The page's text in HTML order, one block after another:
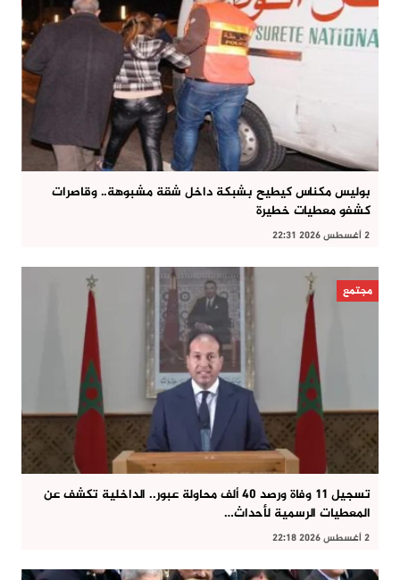
بوليس مكناس كيطيح بشبكة داخل شقة مشبوهة.. وقاصرات
كشفو معطيات خطيرة
2 أغسطس 2026 22:31
مجتمع
تسجيل 11 وفاة ورصد 40 ألف محاولة عبور.. الداخلية تكشف عن
المعطيات الرسمية لأحداث…
2 أغسطس 2026 22:18